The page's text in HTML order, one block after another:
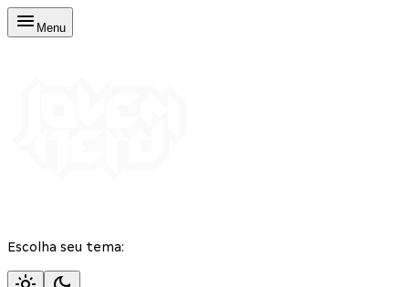
Menu
Escolha seu tema: